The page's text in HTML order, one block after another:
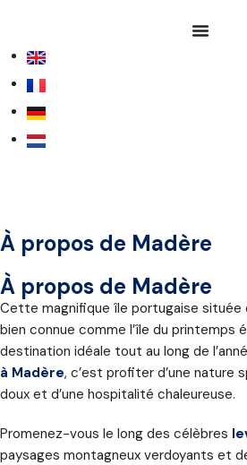
À propos de Madère
À propos de Madère
Cette magnifique île portugaise située
bien connue comme l’île du printemps
destination idéale tout au long de
à Madère, c’est profiter d’une nature
doux et d’une hospitalité chaleureuse.
Promenez-vous le long des célèbres
paysages montagneux verdoyants et